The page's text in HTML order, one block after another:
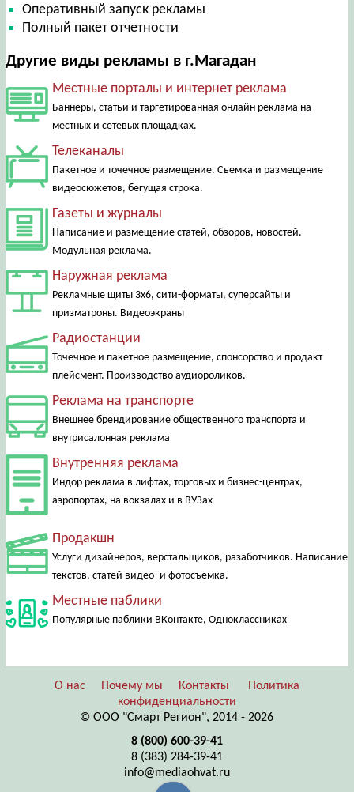
Оперативный запуск рекламы
Полный пакет отчетности
Другие виды рекламы в г.Магадан
Местные порталы и интернет реклама
Баннеры, статьи и таргетированная онлайн реклама на
местных и сетевых площадках.
Телеканалы
Пакетное и точечное размещение. Съемка и размещение
видеосюжетов, бегущая строка.
Газеты и журналы
Написание и размещение статей, обзоров, новостей.
Модульная реклама.
Наружная реклама
Рекламные щиты 3х6, сити-форматы, суперсайты и
призматроны. Видеоэкраны
Радиостанции
Точечное и пакетное размещение, спонсорство и продакт
плейсмент. Производство аудиороликов.
Реклама на транспорте
Внешнее брендирование общественного транспорта и
внутрисалонная реклама
Внутренняя реклама
Индор реклама в лифтах, торговых и бизнес-центрах,
аэропортах, на вокзалах и в ВУЗах
Продакшн
Услуги дизайнеров, верстальщиков, разаботчиков. Написание
текстов, статей видео- и фотосъемка.
Местные паблики
Популярные паблики ВКонтакте, Одноклассниках
О нас Почему мы Контакты
Политика
конфиденциальности
© ООО "Смарт Регион", 2014 - 2026
8 (800) 600-39-41
8 (383) 284-39-41
info@mediaohvat.ru